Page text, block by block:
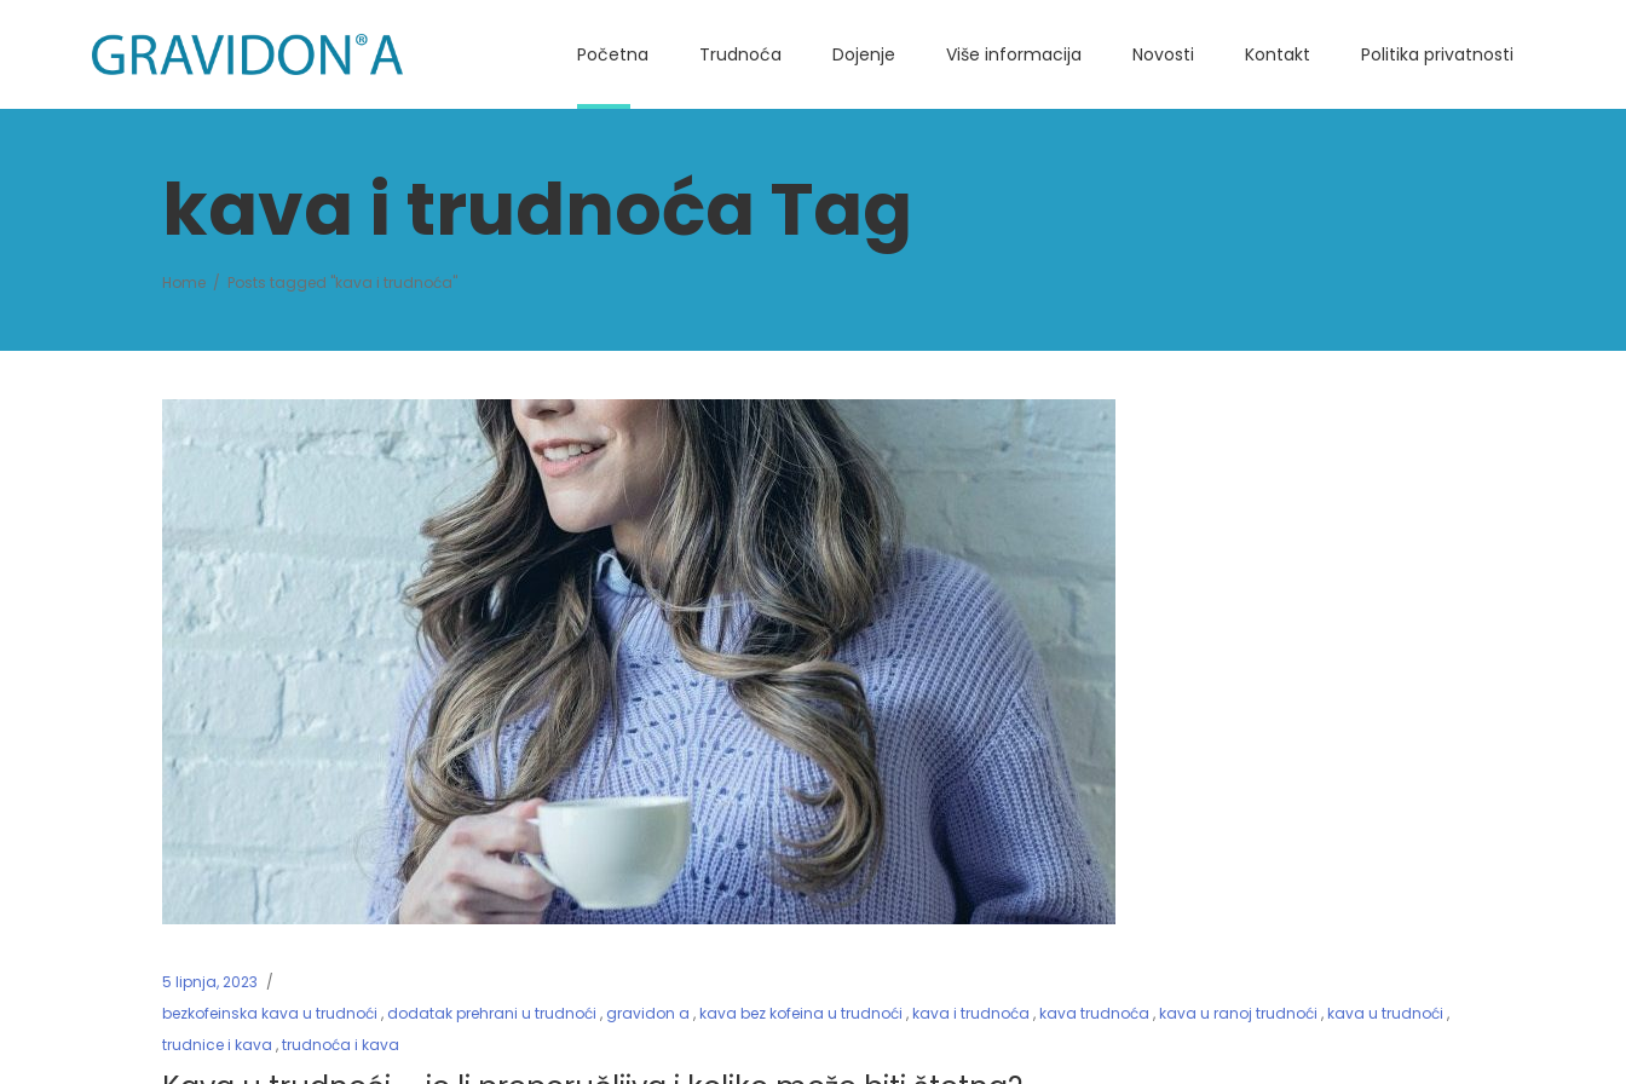
Početna Trudnoća Dojenje Više informacija Novosti Kontakt Politika privatnosti
kava i trudnoća Tag
Home / Posts tagged "kava i trudnoća"
5 lipnja, 2023
bezkofeinska kava u trudnoći , dodatak prehrani u trudnoći , gravidon a ,kava bez kofeina u trudnoći ,kava i trudnoća ,kava trudnoća ,kava u ranoj trudnoći ,kava u trudnoći ,
trudnice i kava ,trudnoća i kava